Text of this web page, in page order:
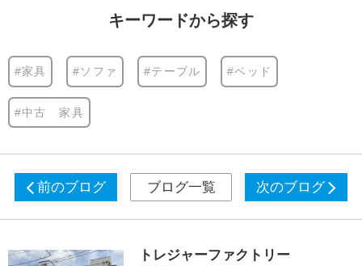
キーワードから探す
#家具 #ソファ #テーブル #ベッド
#中古 家具
前のブログ ブログ一覧 次のブログ
トレジャーファクトリー